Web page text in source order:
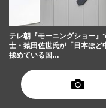
テレ朝『モーニングショー』
士・猿田佐世氏が「日本ほど
揉めている国…